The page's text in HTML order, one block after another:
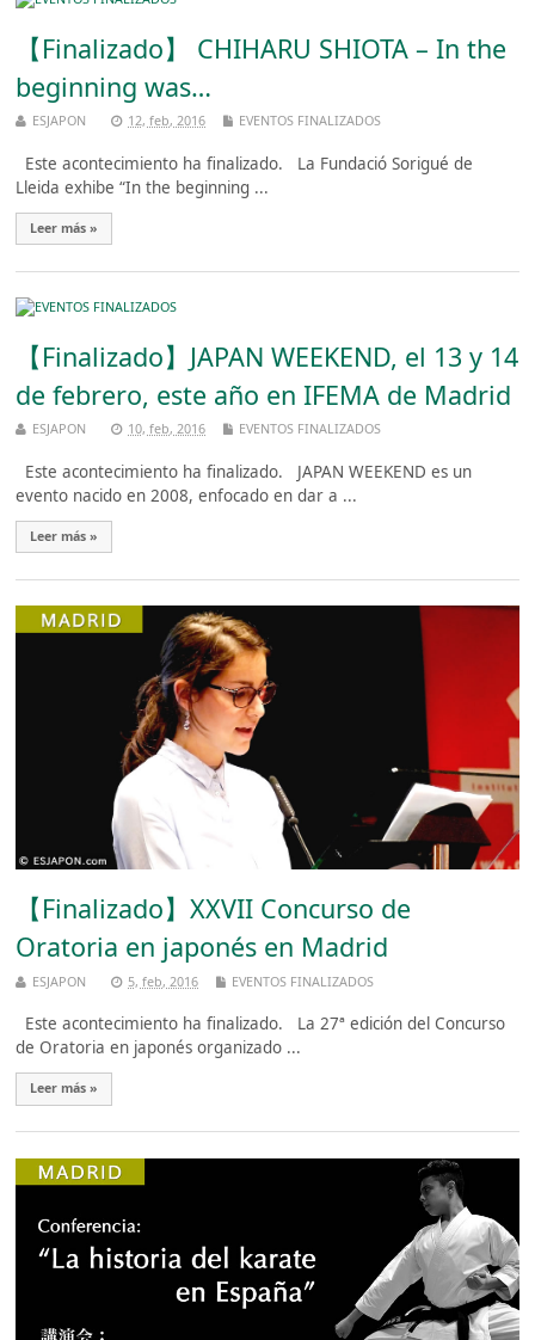
【Finalizado】 CHIHARU SHIOTA – In the
beginning was…
ESJAPON 12, feb, 2016 EVENTOS FINALIZADOS
Este acontecimiento ha finalizado. La Fundació Sorigué de
Lleida exhibe “In the beginning ...
Leer más »
【Finalizado】JAPAN WEEKEND, el 13 y 14
de febrero, este año en IFEMA de Madrid
ESJAPON 10, feb, 2016 EVENTOS FINALIZADOS
Este acontecimiento ha finalizado. JAPAN WEEKEND es un
evento nacido en 2008, enfocado en dar a ...
Leer más »
【Finalizado】XXVII Concurso de
Oratoria en japonés en Madrid
ESJAPON 5, feb, 2016 EVENTOS FINALIZADOS
Este acontecimiento ha finalizado. La 27ª edición del Concurso
de Oratoria en japonés organizado ...
Leer más »